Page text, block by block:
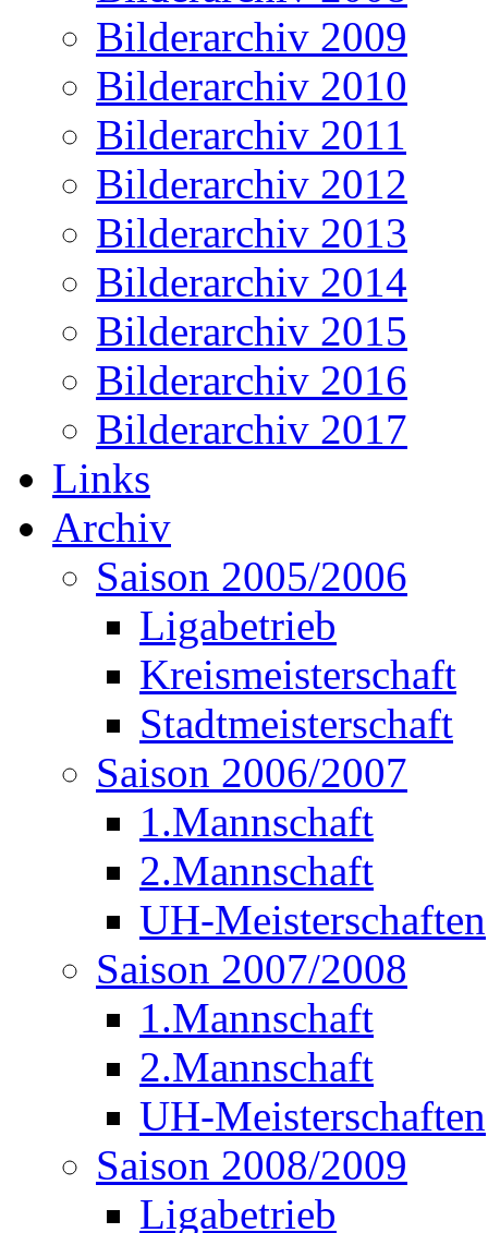
Bilderarchiv 2009
Bilderarchiv 2010
Bilderarchiv 2011
Bilderarchiv 2012
Bilderarchiv 2013
Bilderarchiv 2014
Bilderarchiv 2015
Bilderarchiv 2016
Bilderarchiv 2017
Links
Archiv
Saison 2005/2006
Ligabetrieb
Kreismeisterschaft
Stadtmeisterschaft
Saison 2006/2007
1.Mannschaft
2.Mannschaft
UH-Meisterschaften
Saison 2007/2008
1.Mannschaft
2.Mannschaft
UH-Meisterschaften
Saison 2008/2009
Ligabetrieb